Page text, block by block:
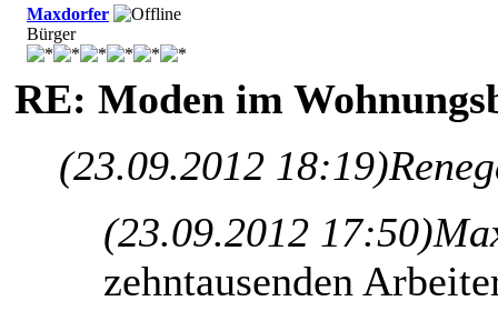
Maxdorfer
Bürger
RE: Moden im
(23.09.2012 18:19)
(23.09.2012 17:50)
zehntausenden